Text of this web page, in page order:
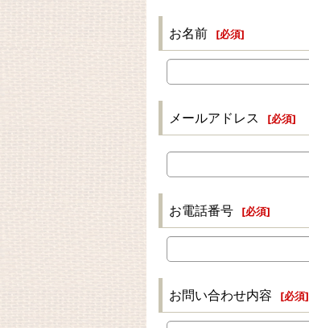
お名前 [必須]
メールアドレス [必須]
お電話番号 [必須]
お問い合わせ内容 [必須]